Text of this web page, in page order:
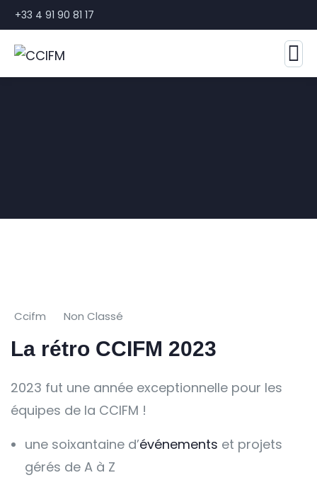
+33 4 91 90 81 17
Ccifm Non Classé
La rétro CCIFM 2023
2023 fut une année exceptionnelle pour les
équipes de la CCIFM !
une soixantaine d’événements et projets
gérés de A à Z